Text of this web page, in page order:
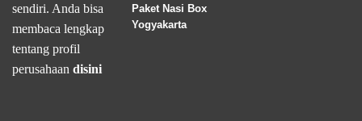
sendiri. Anda bisa
membaca lengkap
tentang profil
perusahaan disini
Paket Nasi Box
Yogyakarta